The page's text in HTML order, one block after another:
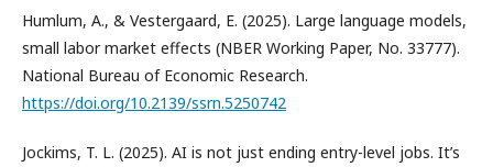
Humlum, A., & Vestergaard, E. (2025). Large language models,
small labor market effects (NBER Working Paper, No. 33777).
National Bureau of Economic Research.
https://doi.org/10.2139/ssrn.5250742
Jockims, T. L. (2025). AI is not just ending entry-level jobs. It’s